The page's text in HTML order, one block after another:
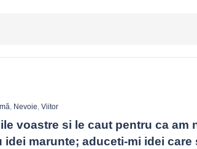
, Nevoie, Viitor
voastre si le caut pentru ca am
idei marunte; aduceti-mi idei care